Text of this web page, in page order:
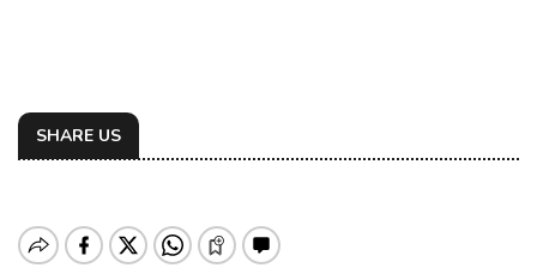
SHARE US